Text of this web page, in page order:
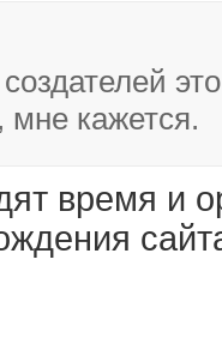
мне кажется.
время и